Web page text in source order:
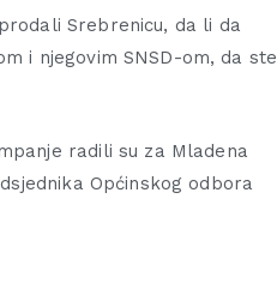
Srebrenicu, da li da
i njegovim SNSD-om, da ste
radili su za Mladena
Općinskog odbora